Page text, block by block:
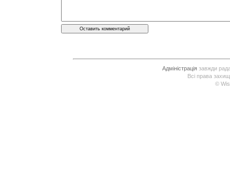
Адміністраціязавжди рада
Всі права
©